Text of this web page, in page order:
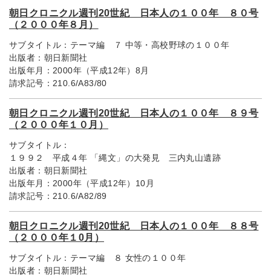
朝日クロニクル週刊20世紀 日本人の１００年 ８０号
（２０００年８月）
サブタイトル： テーマ編 ７ 中等・高校野球の１００年
出版者： 朝日新聞社
出版年月： 2000年（平成12年）8月
請求記号： 210.6/A83/80
朝日クロニクル週刊20世紀 日本人の１００年 ８９号
（２０００年１０月）
サブタイトル：
１９９２ 平成４年 「縄文」の大発見 三内丸山遺跡
出版者： 朝日新聞社
出版年月： 2000年（平成12年）10月
請求記号： 210.6/A82/89
朝日クロニクル週刊20世紀 日本人の１００年 ８８号
（２０００年１0月）
サブタイトル： テーマ編 ８ 女性の１００年
出版者： 朝日新聞社